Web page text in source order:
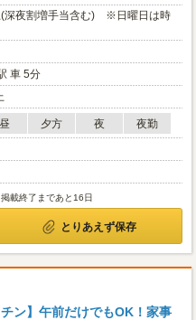
(深夜割増手当含む) ※日曜日は時
車 5分
昼 夕方 夜
夜勤
掲載終了まであと16日
とりあえず保存
チン】午前だけでもOK！家事